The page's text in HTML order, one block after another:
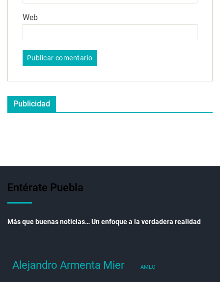
Web
Publicidad
Entérate Puebla
Más que buenas noticias… Un enfoque a la verdadera realidad
Alejandro Armenta Mier AMLO